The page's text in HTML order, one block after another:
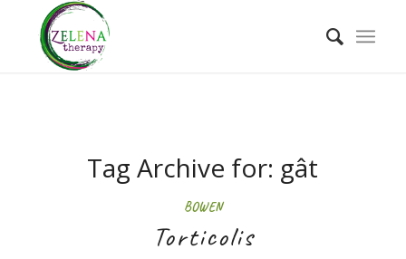
Tag Archive for: gât
BOWEN
Torticolis